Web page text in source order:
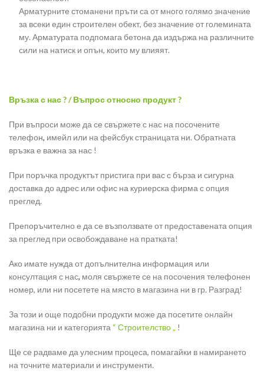
Арматурните стоманени пръти са от много голямо значение
за всеки един строителен обект, без значение от големината
му. Арматурата подпомага бетона да издържа на различните
сили на натиск и опън, които му влияят.
Връзка с нас ? / Въпрос относно продукт ?
При въпроси може да се свържете с нас на посочените
телефон, имейл или на фейсбук страницата ни. Обратната
връзка е важна за нас !
При поръчка продуктът пристига при вас с бърза и сигурна
доставка до адрес или офис на куриерска фирма с опция
преглед.
Препоръчително е да се възползвате от предоставената опция
за преглед при освобождаване на пратката!
Ако имате нужда от допълнителна информация или
консултация с нас, моля свържете се на посочения телефонен
номер, или ни посетете на място в магазина ни в гр. Разград!
За този и още подобни продукти може да посетите онлайн
магазина ни и категорията “ Строителство „ !
Ще се радваме да улесним процеса, помагайки в намирането
на точните материали и инструменти.